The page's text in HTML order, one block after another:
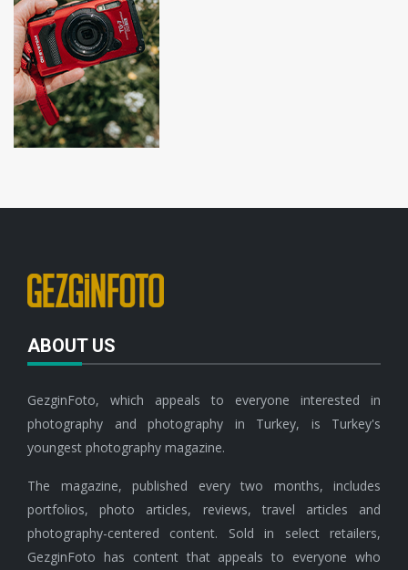
ABOUT US
GezginFoto, which appeals to everyone interested in
photography and photography in Turkey, is Turkey's
youngest photography magazine.
The magazine, published every two months, includes
portfolios, photo articles, reviews, travel articles and
photography-centered content. Sold in select retailers,
GezginFoto has content that appeals to everyone who